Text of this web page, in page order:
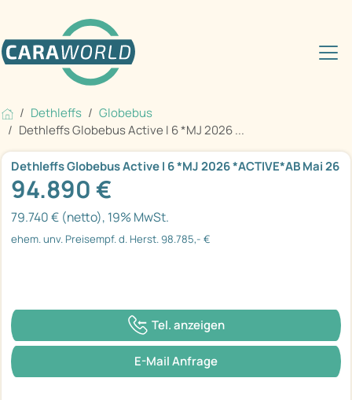
Dethleffs
Globebus
Dethleffs Globebus Active I 6 *MJ 2026 ...
Dethleffs Globebus Active I 6 *MJ 2026 *ACTIVE*AB Mai 26
94.890 €
79.740 € (netto), 19% MwSt.
ehem. unv. Preisempf. d. Herst. 98.785,- €
Tel. anzeigen
E-Mail Anfrage